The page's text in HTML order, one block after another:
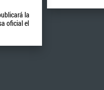
la
oficial el